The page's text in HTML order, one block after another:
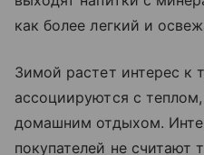
как более легкий и
Зимой растет интерес к
ассоциируются с
домашним отдыхом.
покупателей не считают